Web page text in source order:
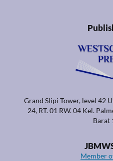
Grand Slipi Tower, level 42
24, RT. 01 RW. 04 Kel.
Barat
Member